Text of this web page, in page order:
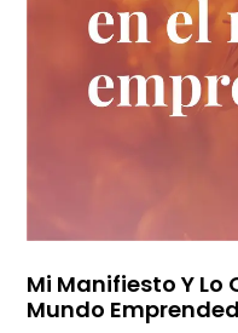
Mi Manifiesto Y Lo
Mundo